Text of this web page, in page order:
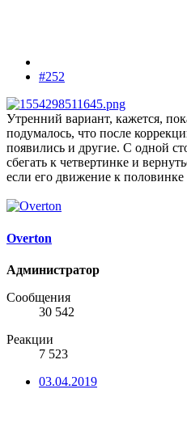
#252
Утренний вариант, кажется,
подумалось, что после
появились и другие. С одной
сбегать к четвертинке и
если его движение к
Overton
Администратор
Сообщения
30 542
Реакции
7 523
03.04.2019